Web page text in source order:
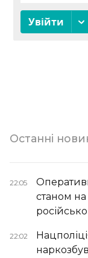
Останні
22:05
станом
22:02